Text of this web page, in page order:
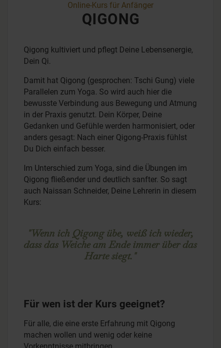
Online-Kurs für Anfänger
QIGONG
Qigong kultiviert und pflegt Deine Lebensenergie,
Dein Qi.
Damit hat Qigong (gesprochen: Tschi Gung) viele
Parallelen zum Yoga. So wird auch hier die
bewusste Verbindung aus Bewegung und Atmung
in der Praxis genutzt. Dein Körper, Deine
Gedanken und Gefühle werden harmonisiert, oder
anders gesagt: Nach einer Qigong-Praxis fühlst
Du Dich einfach besser.
Im Unterschied zum Yoga, sind die Übungen im
Qigong fließender und deutlich sanfter. So sagt
auch Naissan Schneider, Deine Lehrerin in diesem
Kurs:
"Wenn ich Qigong übe, weiß ich wieder,
dass das Weiche am Ende immer über das
Harte siegt."
Für wen ist der Kurs geeignet?
Für alle, die eine erste Erfahrung mit Qigong
machen wollen und wenig oder keine